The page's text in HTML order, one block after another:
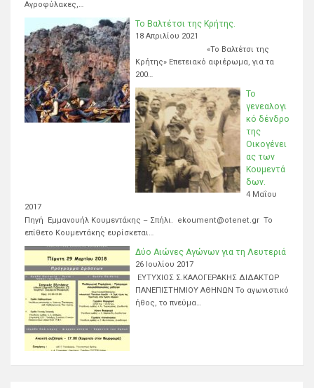
Αγροφύλακες,…
Το Βαλτέτσι της Κρήτης.
18 Απριλίου 2021
«Το Βαλτέτσι της
Κρήτης» Επετειακό αφιέρωμα, για τα
200…
Το
γενεαλογι
κό δένδρο
της
Οικογένει
ας των
Κουμεντά
δων.
4 Μαΐου
2017
Πηγή Εμμανουήλ Κουμεντάκης – Σπήλι. ekoument@otenet.gr Το
επίθετο Κουμεντάκης ευρίσκεται…
Δύο Αιώνες Αγώνων για τη Λευτεριά
26 Ιουλίου 2017
ΕΥΤΥΧΙΟΣ Σ.ΚΑΛΟΓΕΡΑΚΗΣ ΔΙΔΑΚΤΩΡ
ΠΑΝΕΠΙΣΤΗΜΙΟΥ ΑΘΗΝΩΝ Το αγωνιστικό
ήθος, το πνεύμα…